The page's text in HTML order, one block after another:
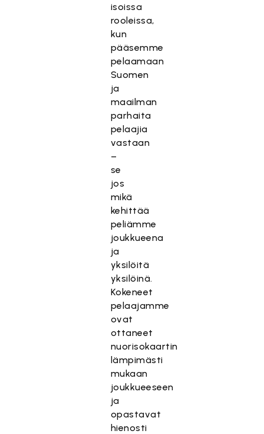
isoissa
rooleissa,
kun
pääsemme
pelaamaan
Suomen
ja
maailman
parhaita
pelaajia
vastaan
–
se
jos
mikä
kehittää
peliämme
joukkueena
ja
yksilöitä
yksilöinä.
Kokeneet
pelaajamme
ovat
ottaneet
nuorisokaartin
lämpimästi
mukaan
joukkueeseen
ja
opastavat
hienosti